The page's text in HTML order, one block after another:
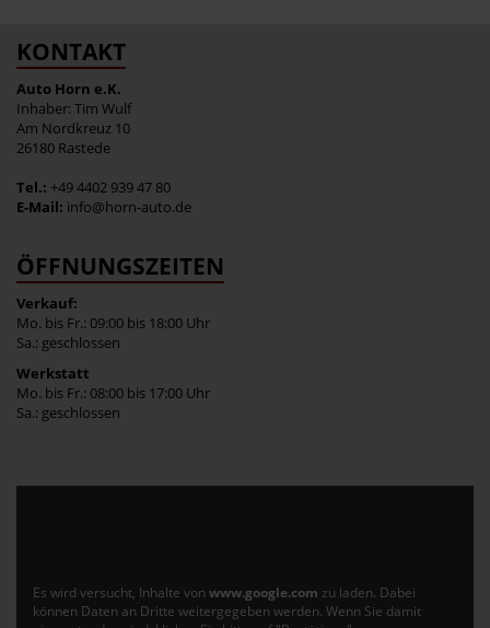
KONTAKT
Auto Horn e.K.
Inhaber: Tim Wulf
Am Nordkreuz 10
26180 Rastede
Tel.: +49 4402 939 47 80
E-Mail: info@horn-auto.de
ÖFFNUNGSZEITEN
Verkauf:
Mo. bis Fr.: 09:00 bis 18:00 Uhr
Sa.: geschlossen
Werkstatt
Mo. bis Fr.: 08:00 bis 17:00 Uhr
Sa.: geschlossen
Es wird versucht, Inhalte von www.google.com zu laden. Dabei
können Daten an Dritte weitergegeben werden. Wenn Sie damit